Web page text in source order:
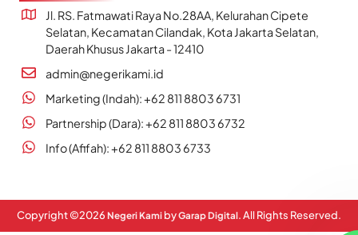
Jl. RS. Fatmawati Raya No.28AA, Kelurahan Cipete
Selatan, Kecamatan Cilandak, Kota Jakarta Selatan,
Daerah Khusus Jakarta - 12410
admin@negerikami.id
Marketing (Indah): +62 811 8803 6731
Partnership (Dara): +62 811 8803 6732
Info (Afifah): +62 811 8803 6733
Copyright ©2026 Negeri Kami byGarap Digital. All Rights Reserved.